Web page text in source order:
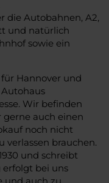
die Autobahnen, A2,
und natürlich
sowie ein
Hannover und
Wir befinden
gerne auch einen
noch nicht
verlassen brauchen.
und schreibt
bei uns
und auch zu